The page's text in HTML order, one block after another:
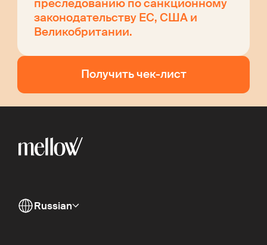
преследованию по санкционному
законодательству ЕС, США и
Великобритании.
Получить чек-лист
Russian